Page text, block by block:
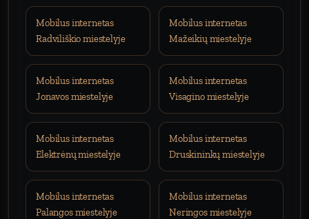
Mobilus internetas
Radviliškio miestelyje
Mobilus internetas
Mažeikių miestelyje
Mobilus internetas
Jonavos miestelyje
Mobilus internetas
Visagino miestelyje
Mobilus internetas
Elektrėnų miestelyje
Mobilus internetas
Druskininkų miestelyje
Mobilus internetas
Palangos miestelyje
Mobilus internetas
Neringos miestelyje